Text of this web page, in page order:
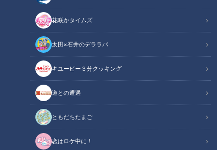
花咲かタイムズ
太田×石井のデララバ
キユーピー３分クッキング
道との遭遇
ともだちたまご
恋はロケ中に！
「ズバリこの人に聞きたい」では、話題の本の著者や話題の人
に北野誠がインタビューを行なっています。5月23日放送のゲ
ストは『考えてはいけないことリスト』（フォレスト出版）の
著者で、明治大学教授の堀田秀吾先生。著本書では他人からの
評価や過去への後悔、未来への不安、自己否定や反芻思考な
ど、考えても何も得られない思考について5つの領域に整理
し、世界の学術論文に基づき考えてはいけないことと、考えな
いための方法を紹介しています。特に「いろいろと気になるこ
とが多くて疲れる」という方は、気持ちが楽になるヒントが得
られるかもしれません。